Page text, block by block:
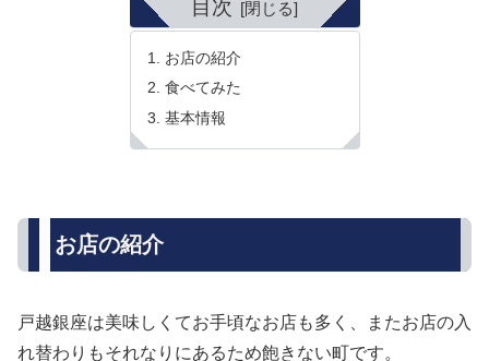
目次
お店の紹介
食べてみた
基本情報
お店の紹介
戸越銀座は美味しくてお手頃なお店も多く、またお店の入
れ替わりもそれなりにあるため飽きない町です。